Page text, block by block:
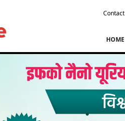
Contact
HOME